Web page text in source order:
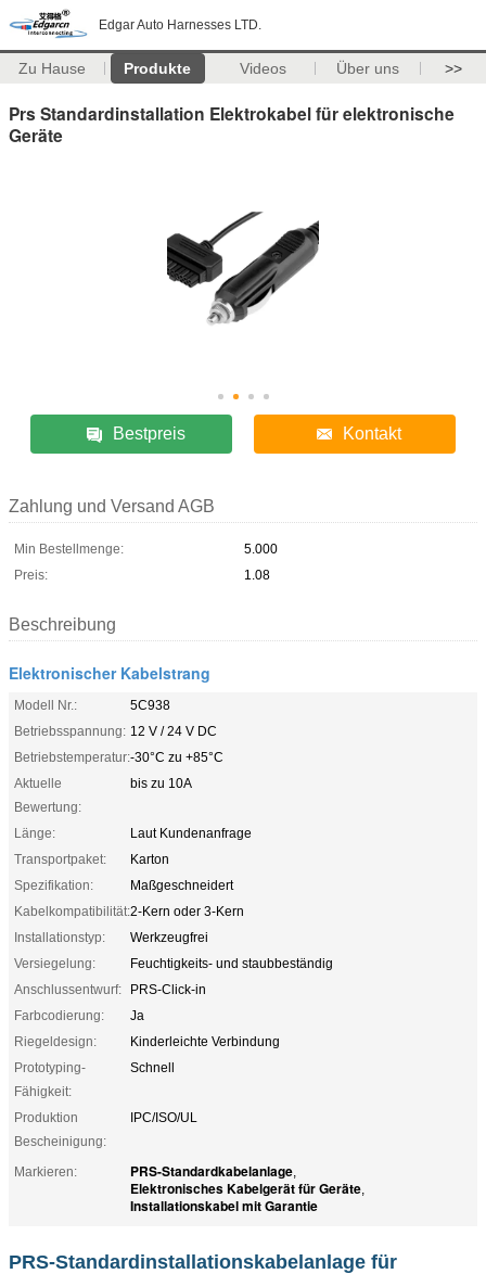
Edgar Auto Harnesses LTD.
Zu Hause Produkte Videos Über uns >>
Prs Standardinstallation Elektrokabel für elektronische
Geräte
Bestpreis Kontakt
Zahlung und Versand AGB
Min Bestellmenge:
5.000
Preis:
1.08
Beschreibung
Elektronischer Kabelstrang
Modell Nr.:
5C938
Betriebsspannung: 12 V / 24 V DC
Betriebstemperatur:-30°C zu +85°C
Aktuelle
Bewertung:
bis zu 10A
Länge:
Laut Kundenanfrage
Transportpaket:
Karton
Spezifikation:
Maßgeschneidert
Kabelkompatibilität:2-Kern oder 3-Kern
Installationstyp:
Werkzeugfrei
Versiegelung:
Feuchtigkeits- und staubbeständig
Anschlussentwurf:
PRS-Click-in
Farbcodierung:
Ja
Riegeldesign:
Kinderleichte Verbindung
Prototyping-
Fähigkeit:
Schnell
Produktion
Bescheinigung:
IPC/ISO/UL
Markieren: PRS-Standardkabelanlage,
Elektronisches Kabelgerät für Geräte,
Installationskabel mit Garantie
PRS-Standardinstallationskabelanlage für